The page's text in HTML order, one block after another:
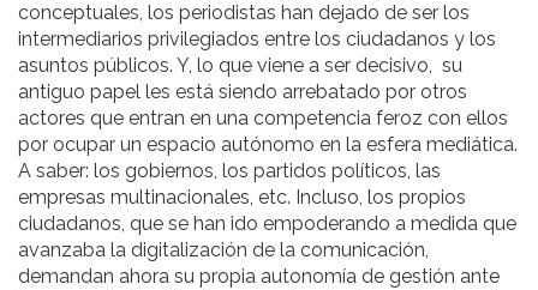
conceptuales, los periodistas han dejado de ser los
intermediarios privilegiados entre los ciudadanos y los
asuntos públicos. Y, lo que viene a ser decisivo, su
antiguo papel les está siendo arrebatado por otros
actores que entran en una competencia feroz con ellos
por ocupar un espacio autónomo en la esfera mediática.
A saber: los gobiernos, los partidos políticos, las
empresas multinacionales, etc. Incluso, los propios
ciudadanos, que se han ido empoderando a medida que
avanzaba la digitalización de la comunicación,
demandan ahora su propia autonomía de gestión ante